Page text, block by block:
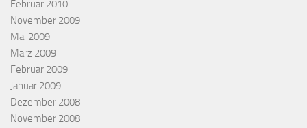
Februar 2010
November 2009
Mai 2009
März 2009
Februar 2009
Januar 2009
Dezember 2008
November 2008